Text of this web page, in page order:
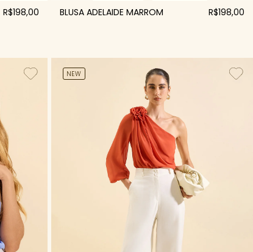
R$198,00 BLUSA ADELAIDE MARROM R$198,00
NEW